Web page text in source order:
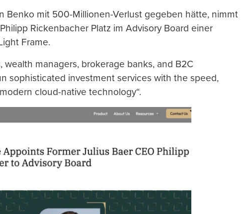
Benko mit 500-Millionen-Verlust gegeben hätte, nimmt
Rickenbacher Platz im Advisory Board einer
Frame.
wealth managers, brokerage banks, and B2C
sophisticated investment services with the speed,
cloud-native technology“.